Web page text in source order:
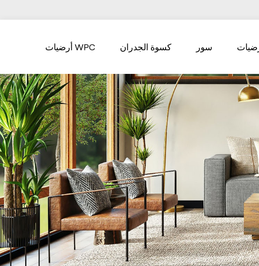
أرضيات WPC كسوة الجدران سور